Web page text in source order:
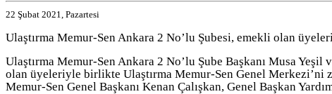
22 Şubat 2021, Pazartesi
Ulaştırma Memur-Sen Ankara 2 No’lu Şubesi, emekli olan
Ulaştırma Memur-Sen Ankara 2 No’lu Şube Başkanı Musa
olan üyeleriyle birlikte Ulaştırma Memur-Sen Genel Merkezi’ni
Memur-Sen Genel Başkanı Kenan Çalışkan, Genel Başkan